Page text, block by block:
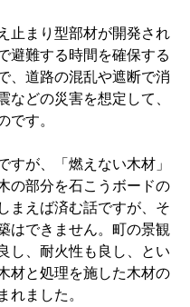
止まり型部材が開発され
避難する時間を確保する
、道路の混乱や遮断で消
などの災害を想定して、
です。
が、「燃えない木材」
の部分を石こうボードの
まえば済む話ですが、そ
はできません。町の景観
し、耐火性も良し、とい
材と処理を施した木材の
れました。